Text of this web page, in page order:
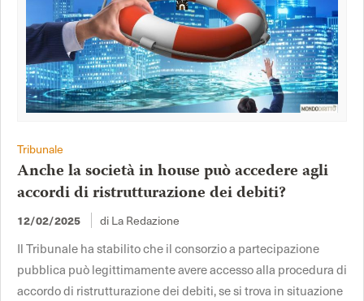
Tribunale
Anche la società in house può accedere agli
accordi di ristrutturazione dei debiti?
12/02/2025 di La Redazione
Il Tribunale ha stabilito che il consorzio a partecipazione
pubblica può legittimamente avere accesso alla procedura di
accordo di ristrutturazione dei debiti, se si trova in situazione